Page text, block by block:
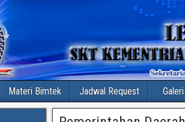
Materi Bimtek Jadwal Request Galeri